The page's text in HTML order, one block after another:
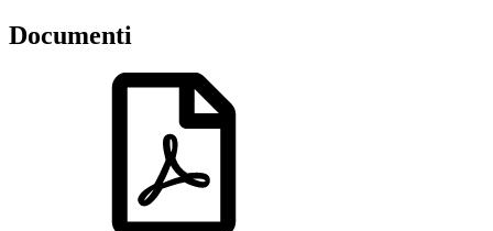
Documenti